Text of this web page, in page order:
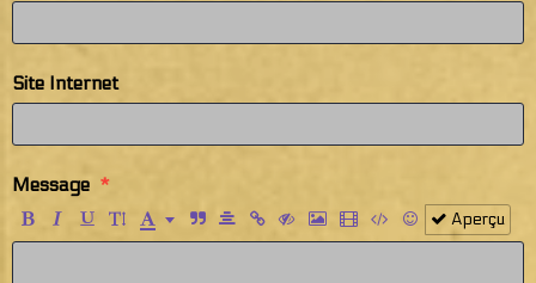
Site Internet
Message
Aperçu